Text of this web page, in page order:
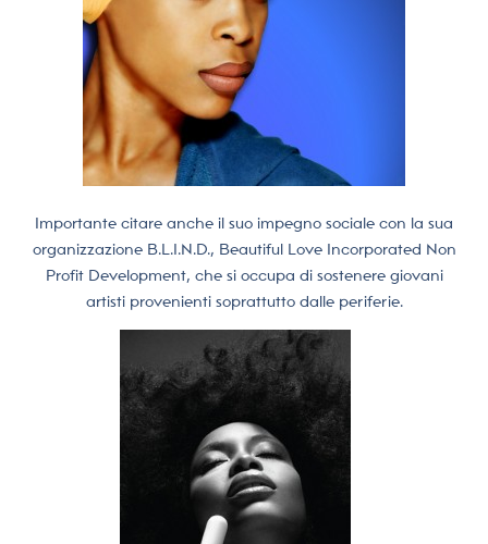
Importante citare anche il suo impegno sociale con la sua
organizzazione B.L.I.N.D., Beautiful Love Incorporated Non
Profit Development, che si occupa di sostenere giovani
artisti provenienti soprattutto dalle periferie.